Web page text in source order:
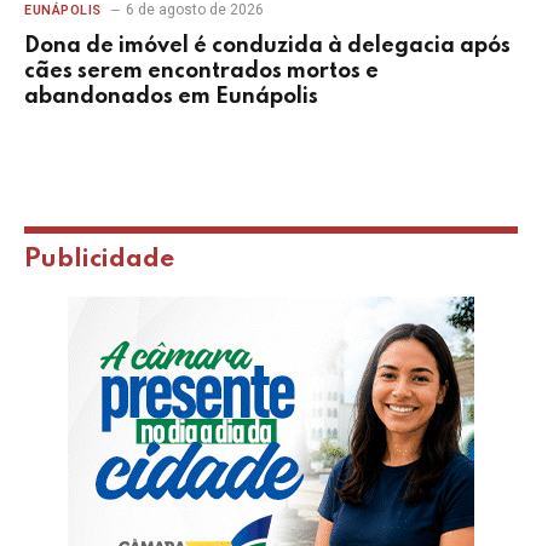
EUNÁPOLIS 6 de agosto de 2026
Dona de imóvel é conduzida à delegacia após
cães serem encontrados mortos e
abandonados em Eunápolis
Publicidade